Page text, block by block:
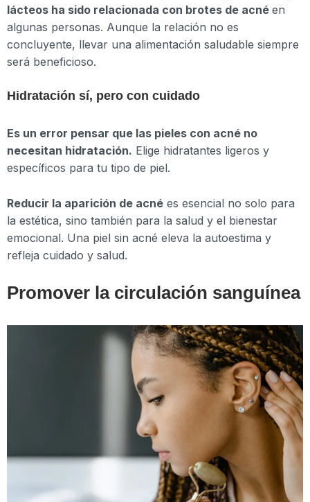
lácteos ha sido relacionada con brotes de acné en
algunas personas. Aunque la relación no es
concluyente, llevar una alimentación saludable siempre
será beneficioso.
Hidratación sí, pero con cuidado
Es un error pensar que las pieles con acné no
necesitan hidratación. Elige hidratantes ligeros y
específicos para tu tipo de piel.
Reducir la aparición de acné es esencial no solo para
la estética, sino también para la salud y el bienestar
emocional. Una piel sin acné eleva la autoestima y
refleja cuidado y salud.
Promover la circulación sanguínea